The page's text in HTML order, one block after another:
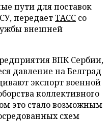
пути для поставок
передаетТАСС со
внешней
ВПК Сербии,
давление на Белград
экспорт военной
коллективного
это стало возможным
схем